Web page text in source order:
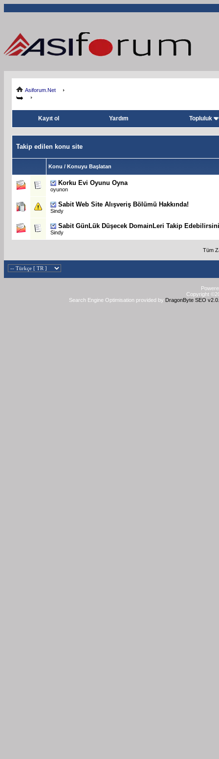
Asiforum.Net
Kayıt ol Yardım Topluluk
Takip edilen konu site
Konu / Konuyu Başlatan
Korku Evi Oyunu Oyna
oyunon
Sabit Web Site Alışveriş Bölümü Hakkında!
Sindy
Sabit GünLük Düşecek DomainLeri Takip
Sindy
Tüm
Copyright
Search Engine Optimisation provided by DragonByte SEO